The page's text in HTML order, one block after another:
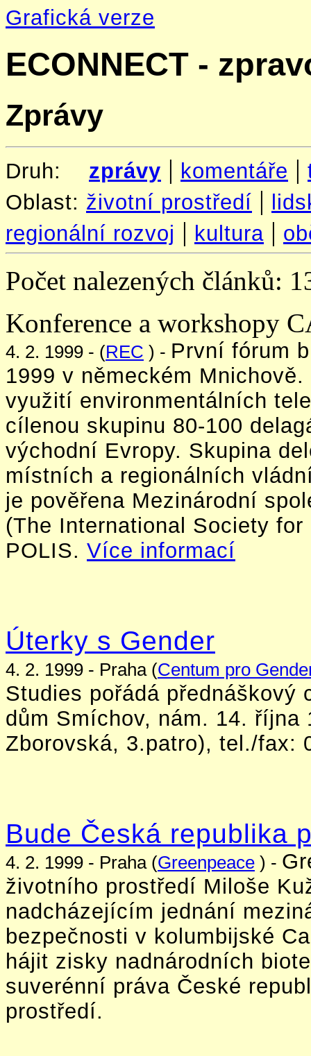
Grafická verze
ECONNECT -
Zprávy
Druh: zprávy | komentáře |
Oblast: životní prostředí |
regionální rozvoj | kultura |
Počet nalezených článků:
Konference a workshopy
4. 2. 1999 - (REC ) - První fórum
1999 v německém
využití environmentálních
cílenou skupinu 80-100
východní Evropy. Skupina
místních a regionálních
je pověřena Mezinárodní
(The International Society
POLIS. Více informací
Úterky s Gender
4. 2. 1999 - Praha (Centum pro
Studies pořádá přednáškový
dům Smíchov, nám. 14.
Zborovská, 3.patro), tel./fax:
Bude Česká republika
4. 2. 1999 - Praha (Greenpeace ) -
životního prostředí Miloše
nadcházejícím jednání
bezpečnosti v kolumbijské
hájit zisky nadnárodních
suverénní práva České
prostředí.